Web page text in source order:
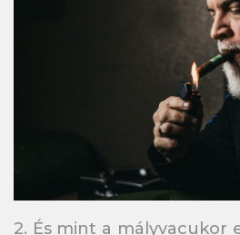
2. És mint a mályvacukor